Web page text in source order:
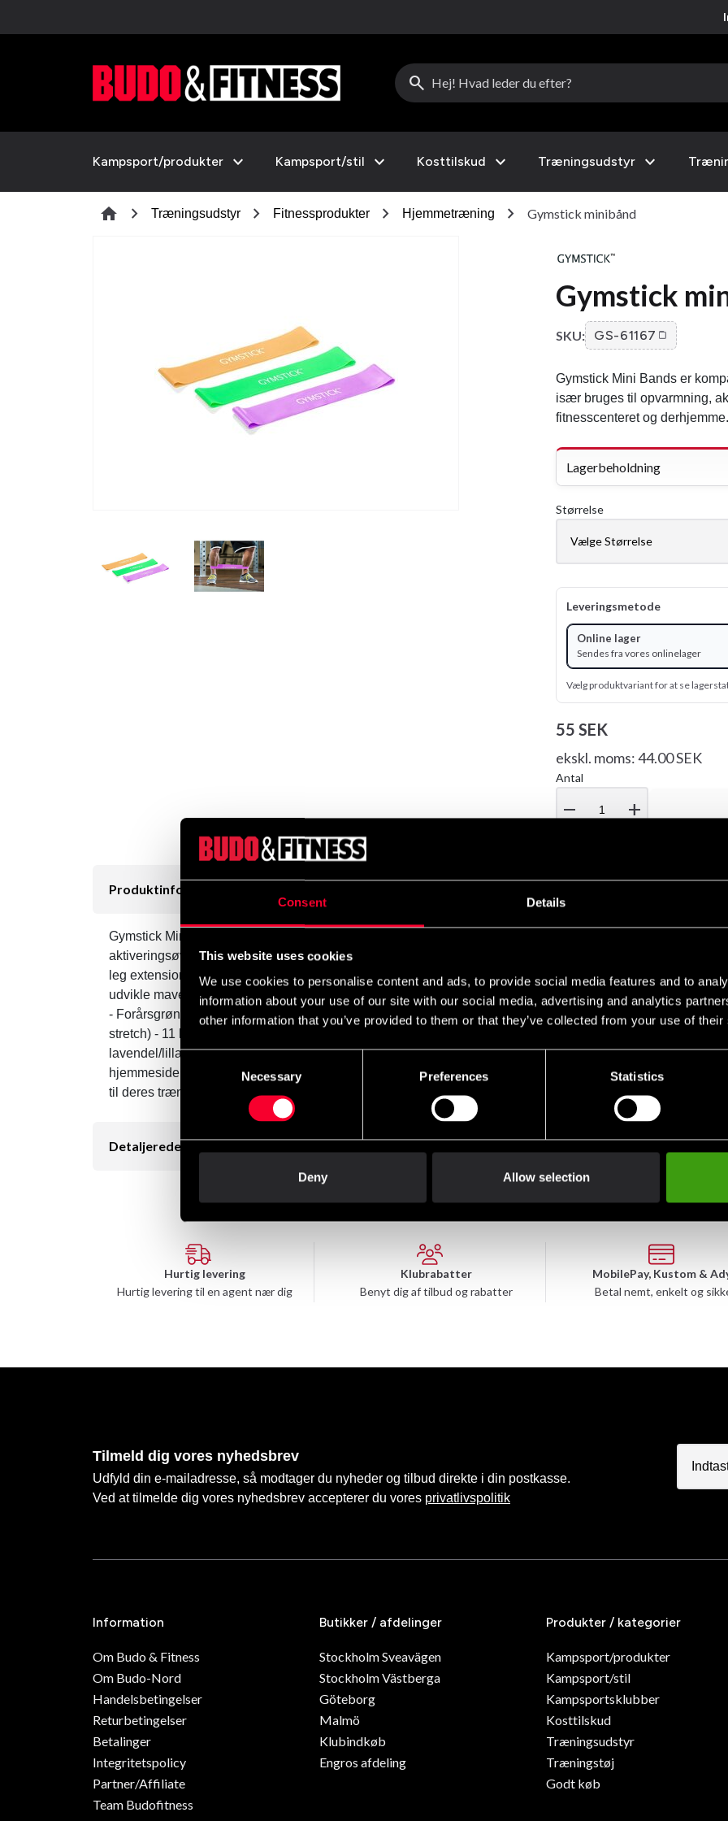
Consent Details
This website uses cookies
We use cookies to personalise content and ads, to provide social media features and to
information about your use of our site with our social media, advertising and analytics
other information that you’ve provided to them or that they’ve collected from your use of
Consent
Necessary Preferences Statistics
Deny Allow selection
search
Kampsport/produkter expand_more Kampsport/stil expand_more Kosttilskud expand_more Træningsudstyr expand_more
home chevron_right Træningsudstyr chevron_right Fitnessprodukter chevron_right Hjemmetræning chevron_right Gymstick minibånd
Gymstick
SKU: GS-61167
Gymstick Mini Bands er
især bruges til opvarmning,
fitnesscenteret og derhjemme.
Lagerbeholdning
Størrelse
Leveringsmetode
Online lager
Sendes fra vores onlinelager
Vælg produktvariant for at se
55 SEK
ekskl. moms: 44.00 SEK
Antal
remove add
Produktinformation
Gymstick Minibånd / Gummibånd / Træningsbånd: Minibånd er kompakte og lukkede elastiske gummibånd,
aktiveringsøvelser og genoptræning, både i fitnesscenteret og derhjemme. Gymstick Mini Bands tilbyder
leg extensions, skulderstabilisering og clute-aktiveringsøvelser. Ved at kombinere Mini Bands med en
udvikle mavemusklerne. Vælg mellem følgende trækkræfter/modstand: Let - Abrikosfarve: 100% (strækbar)
- Forårsgrøn farve: 100% (strækbar) - 4,5 kg / 300% (maks. stretch) - 9 kg Strong - Lavendel farve (lilla):
stretch) - 11 kg Produktegenskaber: Størrelse: 25 x 5 cm Vægt: 0,011 kg Farver: Abrikos (lys
lavendel/lilla (stærk modstandsdygtighed) Materiale: Latex Pakken inkluderer: Minibånd træningsgummi,
hjemmeside finder du over 500 gratis træningsvideoer, der beskriver hvordan man bruger deres produkter
til deres træningsvideobibliotek: www.gymstick.com/training-videos
Detaljerede oplysninger
Hurtig levering
Hurtig levering til en agent nær dig
Klubrabatter
Benyt dig af tilbud og rabatter
MobilePay, Kustom &
Betal nemt, enkelt og
Tilmeld dig vores nyhedsbrev
Udfyld din e-mailadresse, så modtager du nyheder og tilbud direkte i din postkasse.
Ved at tilmelde dig vores nyhedsbrev accepterer du vores privatlivspolitik
Information
Om Budo & Fitness
Om Budo-Nord
Handelsbetingelser
Returbetingelser
Betalinger
Integritetspolicy
Partner/Affiliate
Team Budofitness
Butikker / afdelinger
Stockholm Sveavägen
Stockholm Västberga
Göteborg
Malmö
Klubindkøb
Engros afdeling
Produkter / kategorier
Kampsport/produkter
Kampsport/stil
Kampsportsklubber
Kosttilskud
Træningsudstyr
Træningstøj
Godt køb